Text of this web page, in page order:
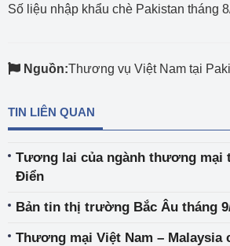
Số liệu nhập khẩu chè Pakistan tháng
Nguồn:Thương vụ Việt Nam tại
TIN LIÊN QUAN
Tương lai của ngành thương mại
Điển
Bản tin thị trường Bắc Âu tháng
Thương mại Việt Nam – Malaysia